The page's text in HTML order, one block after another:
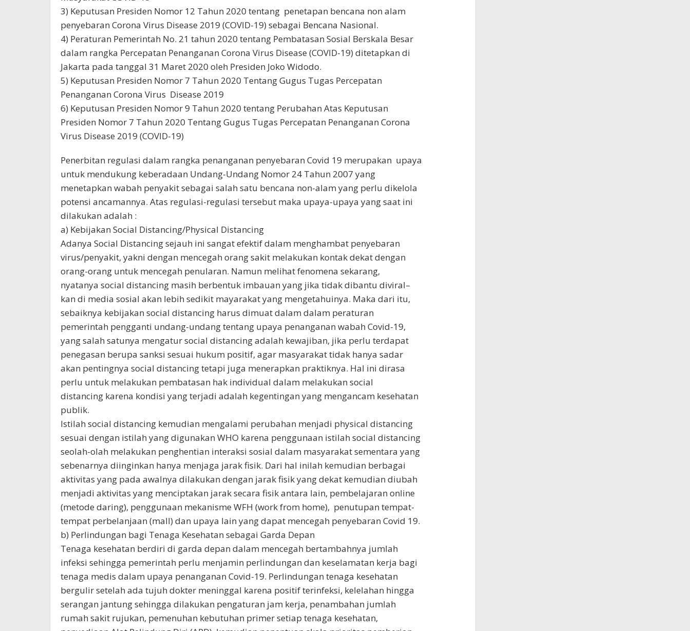
3) Keputusan Presiden Nomor 12 Tahun 2020 tentang penetapan bencana non alam
penyebaran Corona Virus Disease 2019 (COVID-19) sebagai Bencana Nasional.
4) Peraturan Pemerintah No. 21 tahun 2020 tentang Pembatasan Sosial Berskala Besar
dalam rangka Percepatan Penanganan Corona Virus Disease (COVID-19) ditetapkan di
Jakarta pada tanggal 31 Maret 2020 oleh Presiden Joko Widodo.
5) Keputusan Presiden Nomor 7 Tahun 2020 Tentang Gugus Tugas Percepatan
Penanganan Corona Virus Disease 2019
6) Keputusan Presiden Nomor 9 Tahun 2020 tentang Perubahan Atas Keputusan
Presiden Nomor 7 Tahun 2020 Tentang Gugus Tugas Percepatan Penanganan Corona
Virus Disease 2019 (COVID-19)
Penerbitan regulasi dalam rangka penanganan penyebaran Covid 19 merupakan upaya
untuk mendukung keberadaan Undang-Undang Nomor 24 Tahun 2007 yang
menetapkan wabah penyakit sebagai salah satu bencana non-alam yang perlu dikelola
potensi ancamannya. Atas regulasi-regulasi tersebut maka upaya-upaya yang saat ini
dilakukan adalah :
a) Kebijakan Social Distancing/Physical Distancing
Adanya Social Distancing sejauh ini sangat efektif dalam menghambat penyebaran
virus/penyakit, yakni dengan mencegah orang sakit melakukan kontak dekat dengan
orang-orang untuk mencegah penularan. Namun melihat fenomena sekarang,
nyatanya social distancing masih berbentuk imbauan yang jika tidak dibantu diviral–
kan di media sosial akan lebih sedikit mayarakat yang mengetahuinya. Maka dari itu,
sebaiknya kebijakan social distancing harus dimuat dalam dalam peraturan
pemerintah pengganti undang-undang tentang upaya penanganan wabah Covid-19,
yang salah satunya mengatur social distancing adalah kewajiban, jika perlu terdapat
penegasan berupa sanksi sesuai hukum positif, agar masyarakat tidak hanya sadar
akan pentingnya social distancing tetapi juga menerapkan praktiknya. Hal ini dirasa
perlu untuk melakukan pembatasan hak individual dalam melakukan social
distancing karena kondisi yang terjadi adalah kegentingan yang mengancam kesehatan
publik.
Istilah social distancing kemudian mengalami perubahan menjadi physical distancing
sesuai dengan istilah yang digunakan WHO karena penggunaan istilah social distancing
seolah-olah melakukan penghentian interaksi sosial dalam masyarakat sementara yang
sebenarnya diinginkan hanya menjaga jarak fisik. Dari hal inilah kemudian berbagai
aktivitas yang pada awalnya dilakukan dengan jarak fisik yang dekat kemudian diubah
menjadi aktivitas yang menciptakan jarak secara fisik antara lain, pembelajaran online
(metode daring), penggunaan mekanisme WFH (work from home), penutupan tempat-
tempat perbelanjaan (mall) dan upaya lain yang dapat mencegah penyebaran Covid 19.
b) Perlindungan bagi Tenaga Kesehatan sebagai Garda Depan
Tenaga kesehatan berdiri di garda depan dalam mencegah bertambahnya jumlah
infeksi sehingga pemerintah perlu menjamin perlindungan dan keselamatan kerja bagi
tenaga medis dalam upaya penanganan Covid-19. Perlindungan tenaga kesehatan
bergulir setelah ada tujuh dokter meninggal karena positif terinfeksi, kelelahan hingga
serangan jantung sehingga dilakukan pengaturan jam kerja, penambahan jumlah
rumah sakit rujukan, pemenuhan kebutuhan primer setiap tenaga kesehatan,